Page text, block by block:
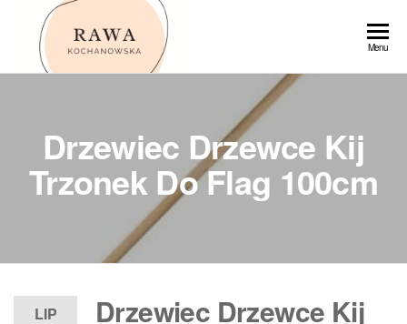
Przejdź
Menu
Drzewiec Drzewce Kij
Trzonek Do Flag 100cm
LIP Drzewiec Drzewce Kij